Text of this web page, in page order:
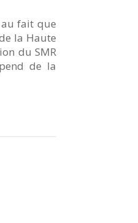
au fait que
la Haute
du SMR
de la